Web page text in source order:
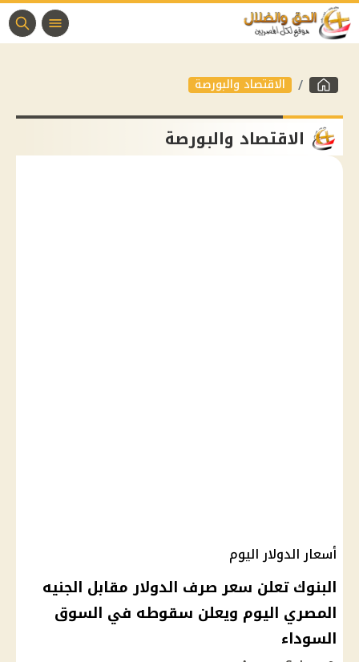
الاقتصاد والبورصة
الاقتصاد والبورصة
أسعار الدولار اليوم
البنوك تعلن سعر صرف الدولار مقابل الجنيه
المصري اليوم ويعلن سقوطه في السوق
السوداء